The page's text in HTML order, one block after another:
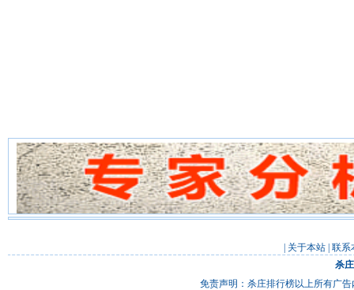
关于本站 联系
杀
免责声明：杀庄排行榜以上所有广